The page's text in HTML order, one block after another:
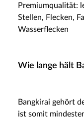
Premiumqualität:
Stellen, Flecken,
Wasserflecken
Wie lange hält
Bangkirai gehört
ist somit